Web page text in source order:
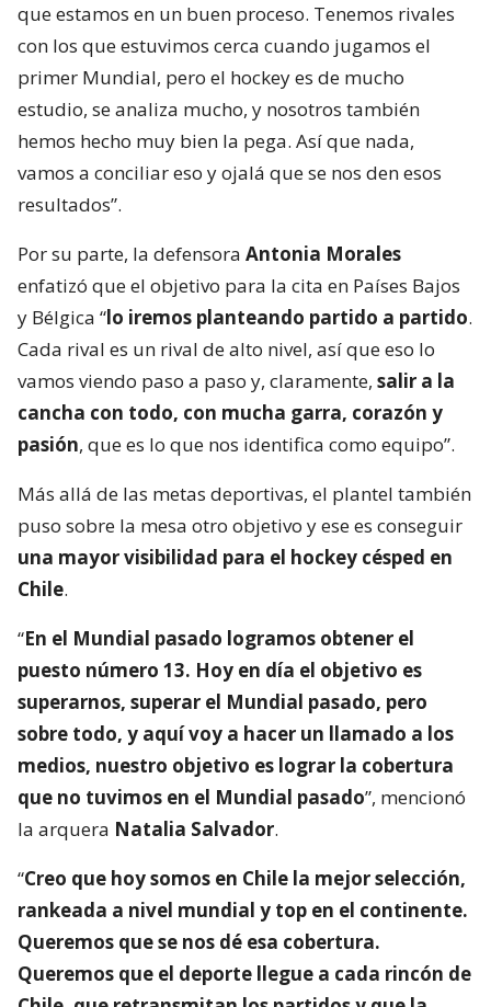
que estamos en un buen proceso. Tenemos rivales
con los que estuvimos cerca cuando jugamos el
primer Mundial, pero el hockey es de mucho
estudio, se analiza mucho, y nosotros también
hemos hecho muy bien la pega. Así que nada,
vamos a conciliar eso y ojalá que se nos den esos
resultados”.
Por su parte, la defensora Antonia Morales
enfatizó que el objetivo para la cita en Países Bajos
y Bélgica “lo iremos planteando partido a partido.
Cada rival es un rival de alto nivel, así que eso lo
vamos viendo paso a paso y, claramente, salir a la
cancha con todo, con mucha garra, corazón y
pasión, que es lo que nos identifica como equipo”.
Más allá de las metas deportivas, el plantel también
puso sobre la mesa otro objetivo y ese es conseguir
una mayor visibilidad para el hockey césped en
Chile.
“En el Mundial pasado logramos obtener el
puesto número 13. Hoy en día el objetivo es
superarnos, superar el Mundial pasado, pero
sobre todo, y aquí voy a hacer un llamado a los
medios, nuestro objetivo es lograr la cobertura
que no tuvimos en el Mundial pasado”, mencionó
la arquera Natalia Salvador.
“Creo que hoy somos en Chile la mejor selección,
rankeada a nivel mundial y top en el continente.
Queremos que se nos dé esa cobertura.
Queremos que el deporte llegue a cada rincón de